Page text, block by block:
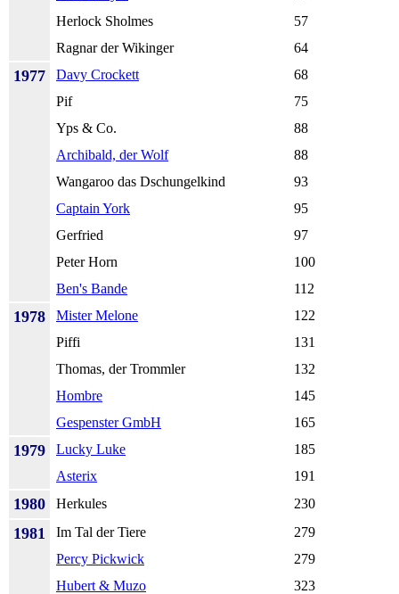
Herlock Sholmes
57
Ragnar der Wikinger
64
1977 Davy Crockett
68
Pif
75
Yps & Co.
88
Archibald, der Wolf
88
Wangaroo das Dschungelkind
93
Captain York
95
Gerfried
97
Peter Horn
100
Ben's Bande
112
1978 Mister Melone
122
Piffi
131
Thomas, der Trommler
132
Hombre
145
Gespenster GmbH
165
1979 Lucky Luke
185
Asterix
191
1980 Herkules 230
1981 Im Tal der Tiere
279
Percy Pickwick
279
Hubert & Muzo
323